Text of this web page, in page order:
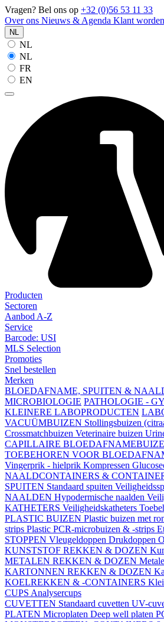
Vragen? Bel ons op +32 (0)56 53 11 33
Over ons Nieuws & Agenda Klant worden
NL
NL
NL
FR
EN
Producten
Sectoren
Aanbod A-Z
Service
Barcode: USI
MLS Selection
Promoties
Snel bestellen
Merken
BLOEDAFNAME, SPUITEN &
MICROBIOLOGIE PATHOLOGIE -
KLEINERE LABOPRODUCTEN
VACUÜMBUIZEN Stollingsbuizen
Crossmatchbuizen Veterinaire buizen
CAPILLAIRE
TOEBEHOREN VOOR
Vingerprik - hielprik Kompressen
NAALDCONTAINERS &
SPUITEN Standaard spuiten
NAALDEN Hypodermische naalden
KATHETERS Veiligheidskatheters
PLASTIC BUIZEN Plastic buizen met
strips Plastic PCR-microbuizen & -strips
STOPPEN Vleugeldoppen Drukdoppen
KUNSTSTOF REKKEN & DOZEN
METALEN REKKEN & DOZEN
KARTONNEN REKKEN & DOZEN
KOELREKKEN & -CONTAINERS
CUPS Analysercups
CUVETTEN Standaard cuvetten UV-
PLATEN Microplaten Deep well platen